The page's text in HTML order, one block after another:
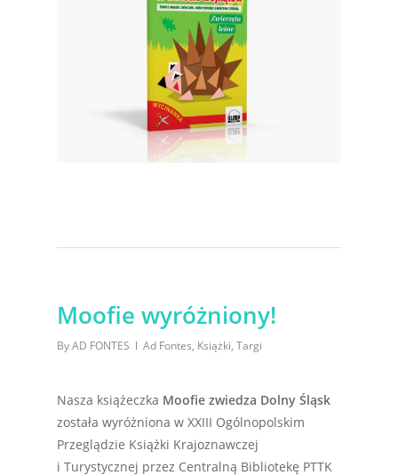
Moofie wyróżniony!
ByAD FONTES Ad Fontes, Książki, Targi
Nasza książeczka Moofie zwiedza Dolny Śląsk
została wyróżniona w XXIII Ogólnopolskim
Przeglądzie Książki Krajoznawczej
i Turystycznej przez Centralną Bibliotekę PTTK